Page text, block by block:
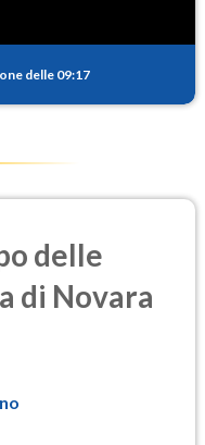
delle 09:17
delle
di Novara